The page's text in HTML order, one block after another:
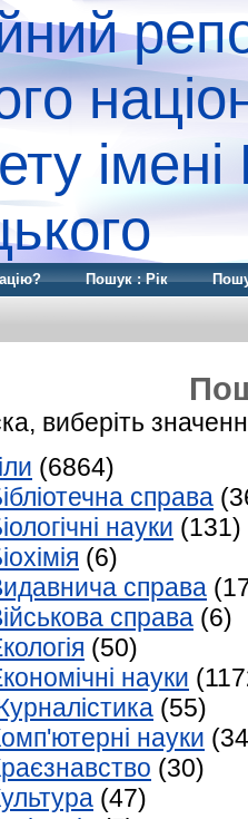
Пошук : Рік
виберіть
(6864)
справа
науки (131)
(6)
справа
справа (6)
(50)
науки
(55)
науки
(30)
(47)